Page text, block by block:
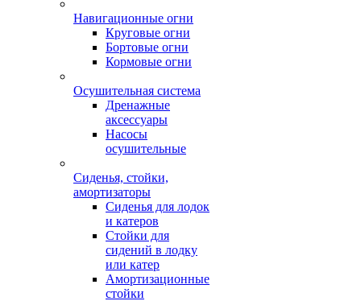
Навигационные огни
Круговые огни
Бортовые огни
Кормовые огни
Осушительная система
Дренажные
аксессуары
Насосы
осушительные
Сиденья, стойки,
амортизаторы
Сиденья для лодок
и катеров
Стойки для
сидений в лодку
или катер
Амортизационные
стойки